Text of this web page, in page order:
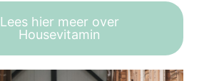
Lees hier meer over
Housevitamin